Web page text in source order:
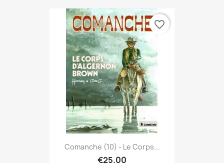
Comanche (10) - Le Corps...
€25.00
favorite_border